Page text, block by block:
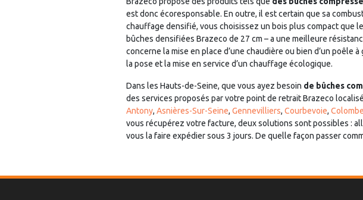
est donc écoresponsable. En outre, il est certain que sa
chauffage densifié, vous choisissez un bois plus compact que
bûches densifiées Brazeco de 27 cm – a une meilleure
concerne la mise en place d’une chaudière ou bien d’un poêle
la pose et la mise en service d’un chauffage écologique.
Dans les Hauts-de-Seine, que vous ayez besoin de bûches
des services proposés par votre point de retrait Brazeco
Antony, Asnières-Sur-Seine, Gennevilliers, Courbevoie,
vous récupérez votre facture, deux solutions sont possibles :
vous la faire expédier sous 3 jours. De quelle façon passer